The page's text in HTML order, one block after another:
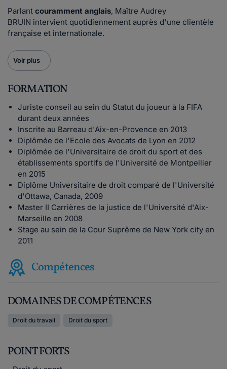
Parlant couramment anglais, Maître Audrey
BRUIN intervient quotidiennement auprès d'une clientèle
française et internationale.
Voir plus
FORMATION
Juriste conseil au sein du Statut du joueur à la FIFA
durant deux années
Inscrite au Barreau d'Aix-en-Provence en 2013
Diplômée de l'Ecole des Avocats de Lyon en 2012
Diplômée de l'Universitaire de droit du sport et des
établissements sportifs de l'Université de Montpellier
en 2015
Diplôme Universitaire de droit comparé de l'Université
d'Ottawa, Canada, 2009
Master II Carrières de la justice de l'Université d'Aix-
Marseille en 2008
Stage au sein de la Cour Suprême de New York city en
2011
Compétences
DOMAINES DE COMPÉTENCES
Droit du travail Droit du sport
POINT FORTS